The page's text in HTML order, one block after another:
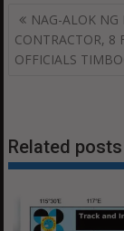
Post
navigation
NAG-ALOK NG
CONTRACTOR, 8
OFFICIALS
Related posts